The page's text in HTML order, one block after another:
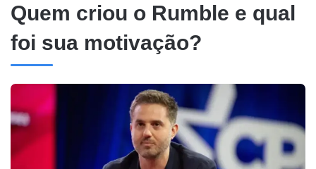
Quem criou o Rumble e qual
foi sua motivação?